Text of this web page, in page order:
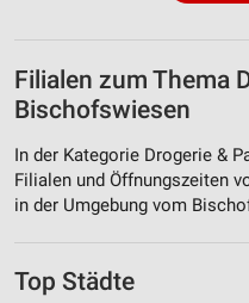
Filialen zum Thema
Bischofswiesen
In der Kategorie Drogerie &
Filialen und Öffnungszeiten
in der Umgebung vom
Top Städte
Werbung